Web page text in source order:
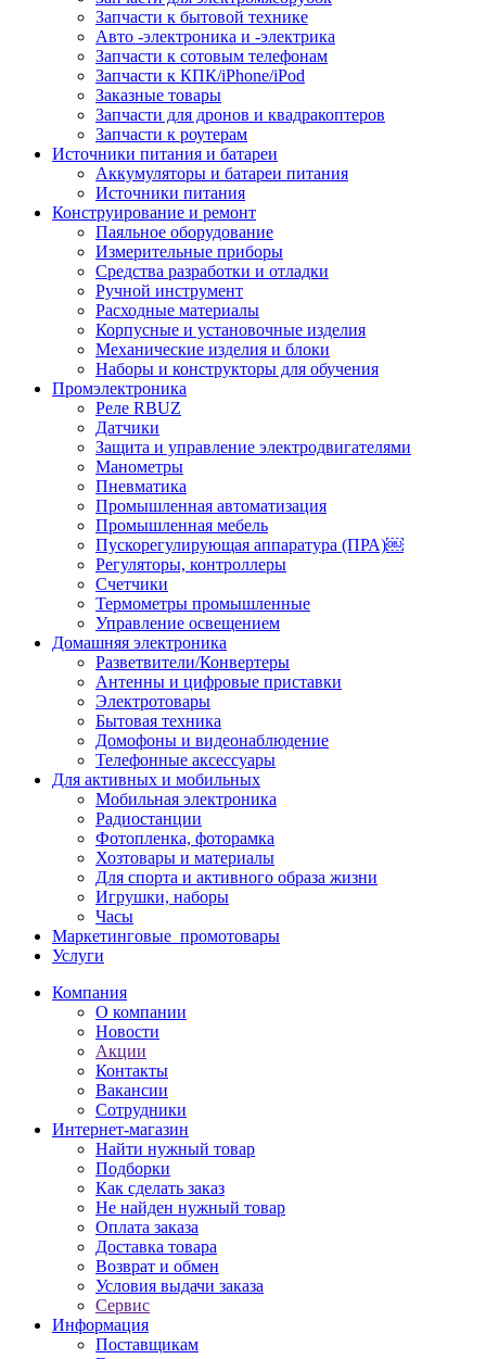
Запчасти к бытовой технике
Авто -электроника и -электрика
Запчасти к сотовым телефонам
Запчасти к КПК/iPhone/iPod
Заказные товары
Запчасти для дронов и квадракоптеров
Запчасти к роутерам
Источники питания и батареи
Аккумуляторы и батареи питания
Источники питания
Конструирование и ремонт
Паяльное оборудование
Измерительные приборы
Средства разработки и отладки
Ручной инструмент
Расходные материалы
Корпусные и установочные изделия
Механические изделия и блоки
Наборы и конструкторы для обучения
Промэлектроника
Реле RBUZ
Датчики
Защита и управление электродвигателями
Манометры
Пневматика
Промышленная автоматизация
Промышленная мебель
Пускорегулирующая аппаратура (ПРА)￼
Регуляторы, контроллеры
Счетчики
Термометры промышленные
Управление освещением
Домашняя электроника
Разветвители/Конвертеры
Антенны и цифровые приставки
Электротовары
Бытовая техника
Домофоны и видеонаблюдение
Телефонные аксессуары
Для активных и мобильных
Мобильная электроника
Радиостанции
Фотопленка, фоторамка
Хозтовары и материалы
Для спорта и активного образа жизни
Игрушки, наборы
Часы
Маркетинговые_промотовары
Услуги
Компания
О компании
Новости
Акции
Контакты
Вакансии
Сотрудники
Интернет-магазин
Найти нужный товар
Подборки
Как сделать заказ
Не найден нужный товар
Оплата заказа
Доставка товара
Возврат и обмен
Условия выдачи заказа
Сервис
Информация
Поставщикам